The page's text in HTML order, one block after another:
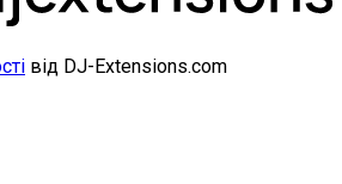
від DJ-Extensions.com